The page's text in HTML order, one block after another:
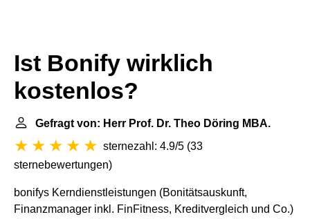
Ist Bonify wirklich
kostenlos?
Gefragt von: Herr Prof. Dr. Theo Döring MBA.
sternezahl: 4.9/5 (33
sternebewertungen)
bonifys Kerndienstleistungen (Bonitätsauskunft,
Finanzmanager inkl. FinFitness, Kreditvergleich und Co.)